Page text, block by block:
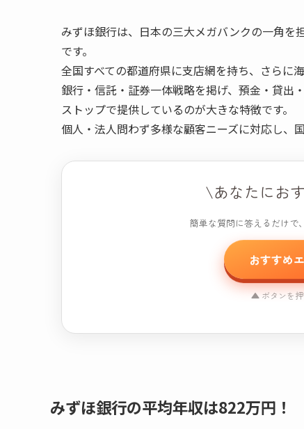
みずほ銀行は、日本の三大メガバンクの一角を
です。
全国すべての都道府県に支店網を持ち、さらに
銀行・信託・証券一体戦略を掲げ、預金・貸出
ストップで提供しているのが大きな特徴です。
個人・法人問わず多様な顧客ニーズに対応し、
\あなたにお
簡単な質問に答えるだけで
おすすめ
▲ ボタンを押
みずほ銀行の平均年収は822万円！